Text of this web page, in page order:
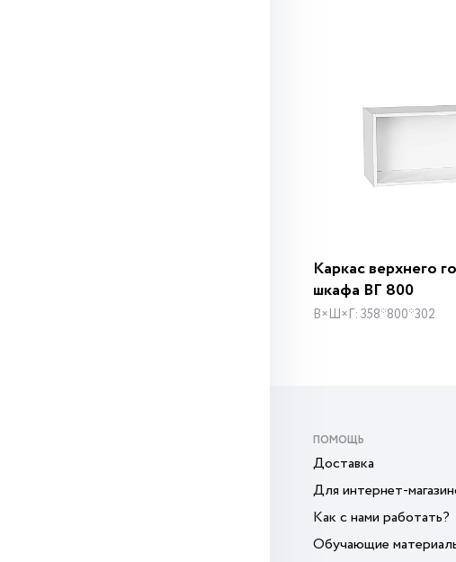
Каркас верхнего
шкафа ВГ 800
В×Ш×Г: 358*800*302
ПОМОЩЬ
Доставка
Для интернет-
Как с нами работать?
Обучающие